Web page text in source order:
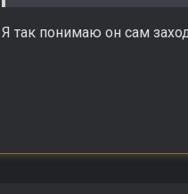
Я так понимаю он сам